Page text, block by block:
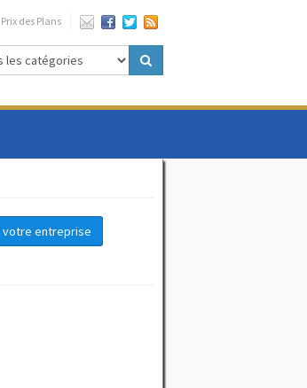
Prix des Plans
votre entreprise